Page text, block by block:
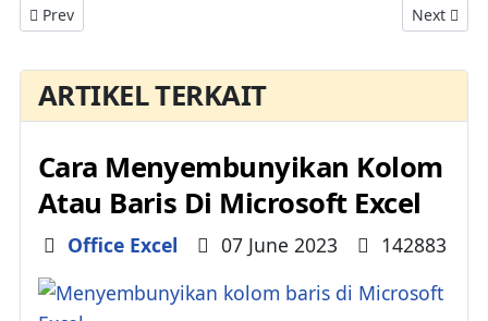
Previous article: Cara Berhenti Menampilkan Start Screen Di
Prev Next
Next
ARTIKEL TERKAIT
Cara Menyembunyikan Kolom
Atau Baris Di Microsoft Excel
Details
Office Excel 07 June 2023 142883